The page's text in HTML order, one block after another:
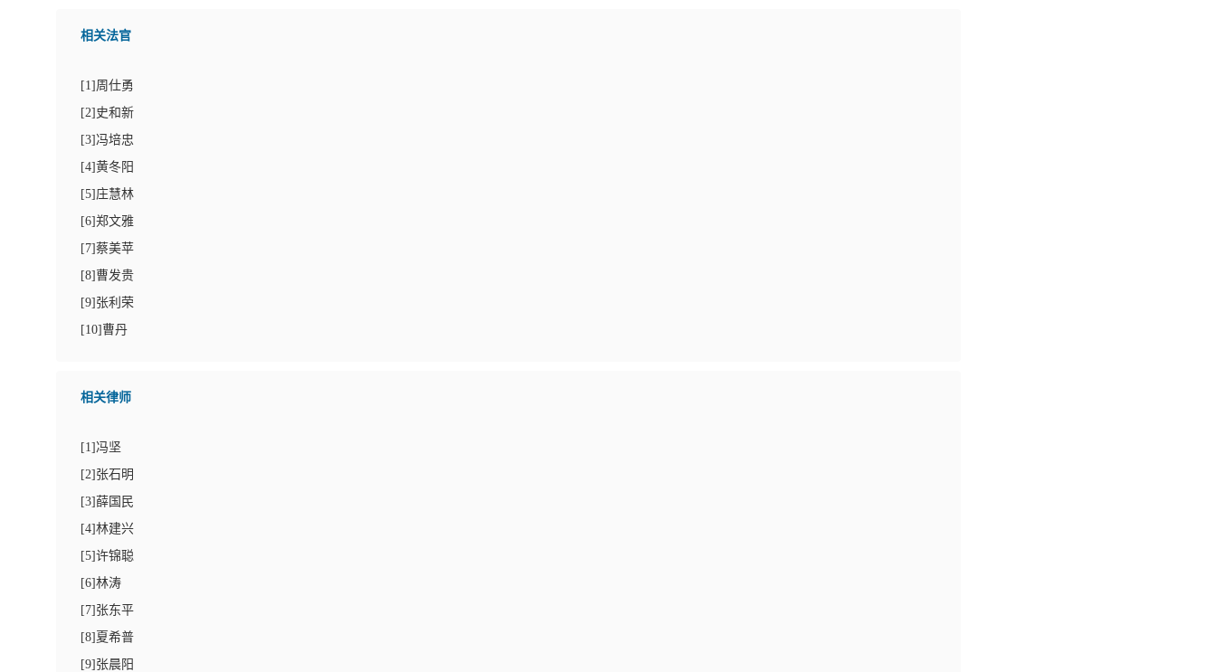
相关法官
[1]周仕勇
[2]史和新
[3]冯培忠
[4]黄冬阳
[5]庄慧林
[6]郑文雅
[7]蔡美苹
[8]曹发贵
[9]张利荣
[10]曹丹
相关律师
[1]冯坚
[2]张石明
[3]薛国民
[4]林建兴
[5]许锦聪
[6]林涛
[7]张东平
[8]夏希普
[9]张晨阳